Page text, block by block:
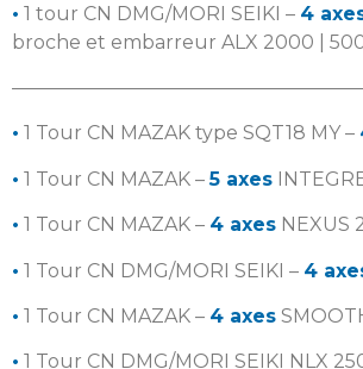
• 1 tour CN DMG/MORI SEIKI – 4
broche et embarreur ALX 2000 |
• 1 Tour CN MAZAK type SQT18 MY –
• 1 Tour CN MAZAK –5 axes
• 1 Tour CN MAZAK – 4 axes NEXUS
• 1 Tour CN DMG/MORI SEIKI – 4
• 1 Tour CN MAZAK – 4 axes
• 1 Tour CN DMG/MORI SEIKI NLX